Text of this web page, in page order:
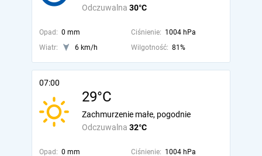
Odczuwalna 30°C
Opad: 0 mm Ciśnienie: 1004 hPa
Wiatr:
6 km/h Wilgotność: 81%
07:00
29°C
Odczuwalna 32°C
Zachmurzenie małe, pogodnie
Opad: 0 mm Ciśnienie: 1004 hPa